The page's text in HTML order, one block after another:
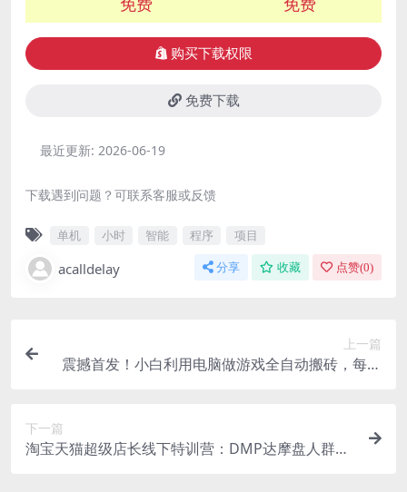
购买下载权限
免费下载
最近更新: 2026-06-19
下载遇到问题？可联系客服或反馈
单机 小时 智能 程序 项目
acalldelay 分享 收藏 点赞(0)
上一篇
震撼首发！小白利用电脑做游戏全自动搬砖，每天
下一篇
淘宝天猫超级店长线下特训营：DMP达摩盘人群精